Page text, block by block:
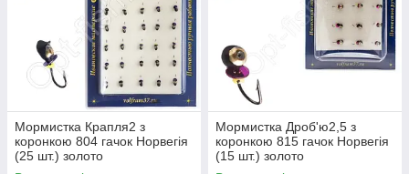
Мормистка Крапля2 з
коронкою 804 гачок Норвегія
(25 шт.) золото
Мормистка Дроб'ю2,5 з
коронкою 815 гачок Норвегія
(15 шт.) золото